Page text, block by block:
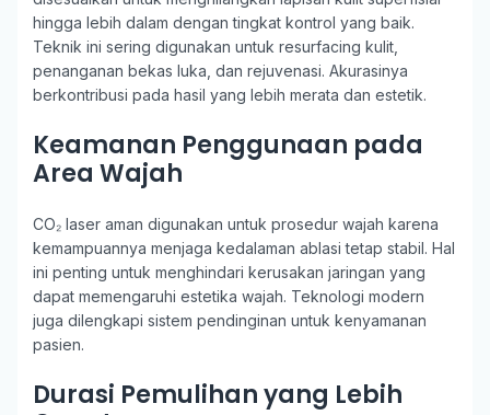
hingga lebih dalam dengan tingkat kontrol yang baik.
Teknik ini sering digunakan untuk resurfacing kulit,
penanganan bekas luka, dan rejuvenasi. Akurasinya
berkontribusi pada hasil yang lebih merata dan estetik.
Keamanan Penggunaan pada
Area Wajah
CO₂ laser aman digunakan untuk prosedur wajah karena
kemampuannya menjaga kedalaman ablasi tetap stabil. Hal
ini penting untuk menghindari kerusakan jaringan yang
dapat memengaruhi estetika wajah. Teknologi modern
juga dilengkapi sistem pendinginan untuk kenyamanan
pasien.
Durasi Pemulihan yang Lebih